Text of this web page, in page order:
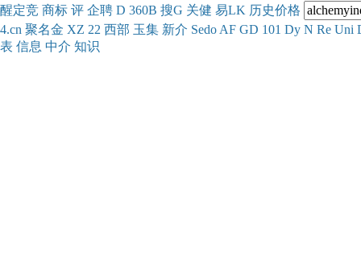
醒定竞 商标 评 企聘 D 360B 搜G 关健 易LK 历史价格
4.cn 聚名金 XZ 22 西部 玉集 新介 Sedo AF GD 101 Dy N Re Uni
表 信息 中介 知识